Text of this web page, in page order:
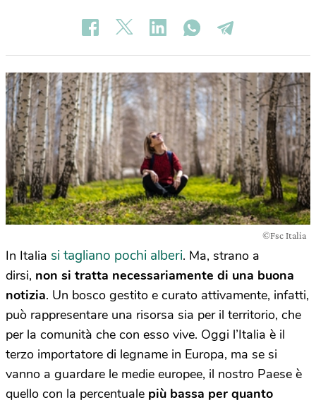
©Fsc Italia
In Italia si tagliano pochi alberi. Ma, strano a
dirsi, non si tratta necessariamente di una buona
notizia. Un bosco gestito e curato attivamente, infatti,
può rappresentare una risorsa sia per il territorio, che
per la comunità che con esso vive. Oggi l’Italia è il
terzo importatore di legname in Europa, ma se si
vanno a guardare le medie europee, il nostro Paese è
quello con la percentuale più bassa per quanto